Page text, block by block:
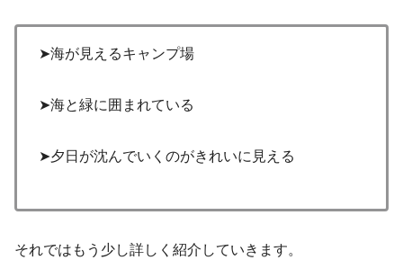
➤海が見えるキャンプ場
➤海と緑に囲まれている
➤夕日が沈んでいくのがきれいに見える
それではもう少し詳しく紹介していきます。